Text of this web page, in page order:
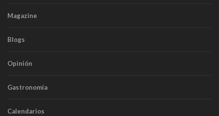
Magazine
Blogs
Opinión
Gastronomía
Calendarios